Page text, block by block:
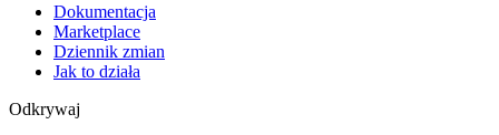
Dokumentacja
Marketplace
Dziennik zmian
Jak to działa
Odkrywaj